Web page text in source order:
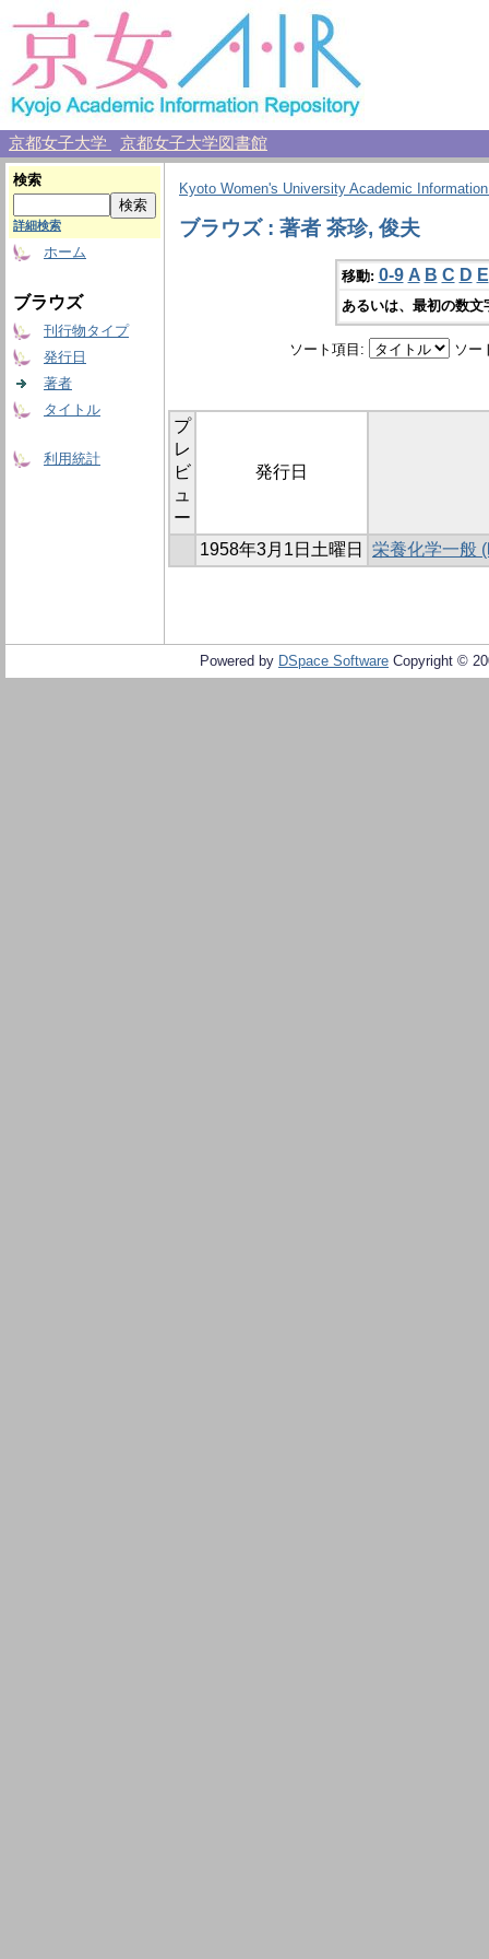
京都女子大学 京都女子大学図書館
検索
詳細検索
ホーム
ブラウズ
刊行物タイプ
発行日
著者
タイトル
利用統計
Kyoto Women's University Academic
ブラウズ : 著者 茶珍, 俊夫
移動: 0-9 A B C D E
あるいは、最初の数
ソート項目: ソー
プ
レ
ビ
ュ
ー
発行日
1958年3月1日土曜日 栄養化学一般
Powered by DSpace Software Copyright ©